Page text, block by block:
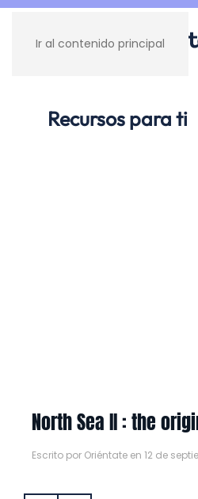
Ir al contenido principal
Recursos para ti
North Sea II : the
Escrito por Oriéntate en 12 de